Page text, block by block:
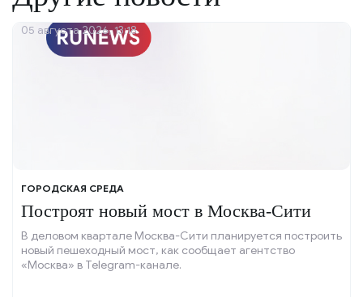
ГОРОДСКАЯ СРЕДА
Построят новый мост в Москва-Сити
В деловом квартале Москва-Сити планируется построить
новый пешеходный мост, как сообщает агентство
«Москва» в Telegram-канале.
05 августа 2026, 13:18